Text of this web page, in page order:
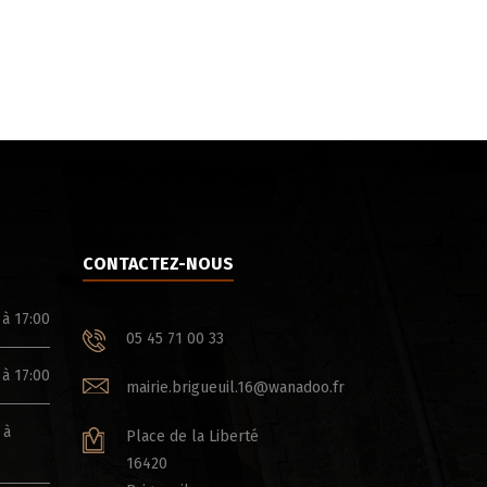
17:00
17:00
CONTACTEZ-NOUS
05 45 71 00 33
mairie.brigueuil.16@wanadoo.fr
Place de la Liberté
16420